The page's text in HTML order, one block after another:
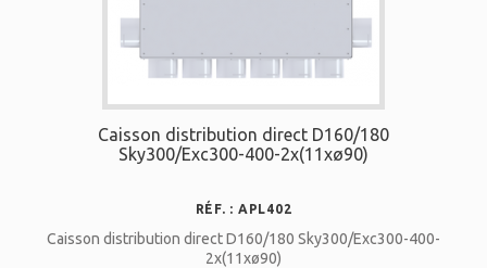
Caisson distribution direct D160/180
Sky300/Exc300-400-2x(11xø90)
RÉF. : APL402
Caisson distribution direct D160/180 Sky300/Exc300-400-
2x(11xø90)